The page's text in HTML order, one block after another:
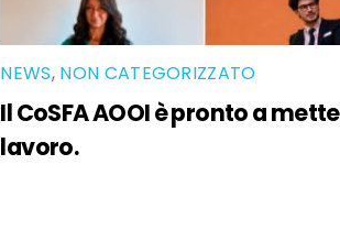
NEWS, NON CATEGORIZZATO
Il CoSFA AOOI è pronto a
lavoro.